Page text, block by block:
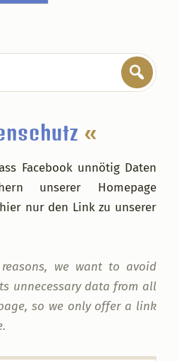
«
Facebook unnötig Daten
unserer Homepage
nur den Link zu unserer
we want to avoid
unnecessary data from all
so we only offer a link